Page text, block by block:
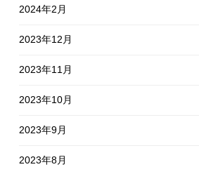
2024年2月
2023年12月
2023年11月
2023年10月
2023年9月
2023年8月